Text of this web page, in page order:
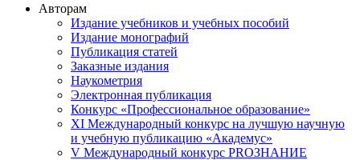
Авторам
Издание учебников и учебных пособий
Издание монографий
Публикация статей
Заказные издания
Наукометрия
Электронная публикация
Конкурс «Профессиональное образование»
XI Международный конкурс на лучшую научную
и учебную публикацию «Академус»
V Международный конкурс PROЗНАНИЕ